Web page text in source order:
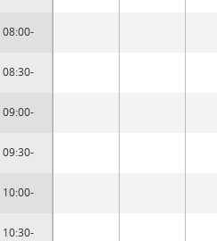
08:00-
08:30-
09:00-
09:30-
10:00-
10:30-